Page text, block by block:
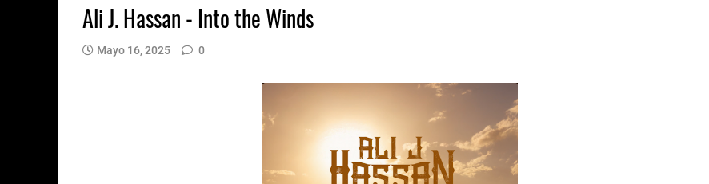
Ali J. Hassan - Into the Winds
Mayo 16, 2025 0